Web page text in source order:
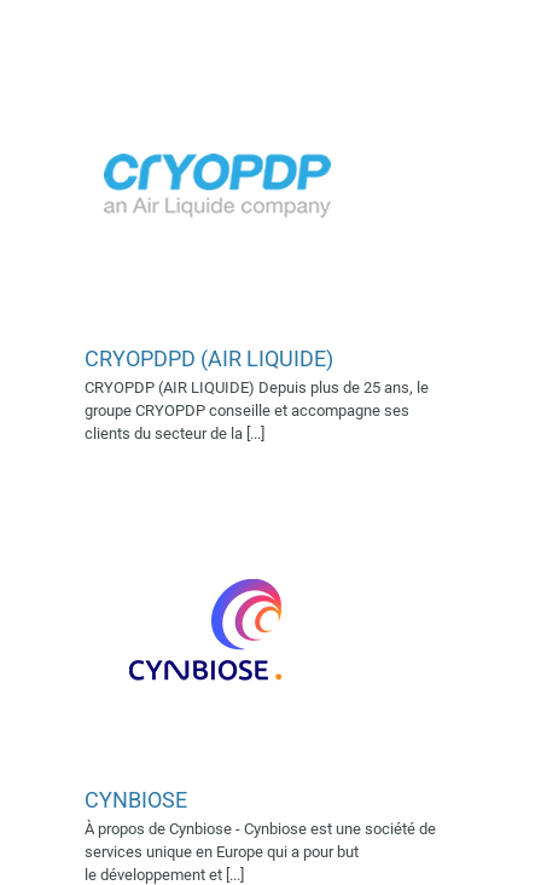
CRYOPDPD (AIR LIQUIDE)
CRYOPDP (AIR LIQUIDE) Depuis plus de 25 ans, le
groupe CRYOPDP conseille et accompagne ses
clients du secteur de la [...]
CYNBIOSE
Exposant 2022 Exposant
2023 Exposant 2024 Village
AFSSI 2019 Village AFSSI
CYNBIOSE
À propos de Cynbiose - Cynbiose est une société de
services unique en Europe qui a pour but
le développement et [...]
DRUGABILIS
Village AFSSI 2019